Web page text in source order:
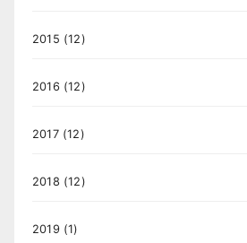
2015 (12)
2016 (12)
2017(12)
2018 (12)
2019 (1)